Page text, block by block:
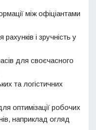
між офіціантами
і зручність у
для своєчасного
та логістичних
оптимізації робочих
наприклад огляд